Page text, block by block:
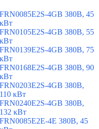
FRN0085E2S-4GB 380В, 45
кВт
FRN0105E2S-4GB 380В, 55
кВт
FRN0139E2S-4GB 380В, 75
кВт
FRN0168E2S-4GB 380В, 90
кВт
FRN0203E2S-4GB 380В,
110 кВт
FRN0240E2S-4GB 380В,
132 кВт
FRN0085E2E-4E 380В, 45